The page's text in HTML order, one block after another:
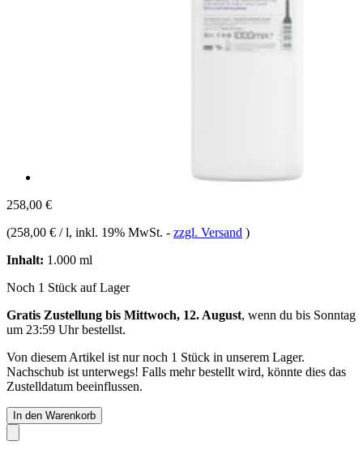
258,00 €
(258,00 € / l, inkl. 19% MwSt. - zzgl. Versand )
Inhalt: 1.000 ml
Noch 1 Stück auf Lager
Gratis Zustellung bis Mittwoch, 12. August, wenn du bis Sonntag
um 23:59 Uhrbestellst.
Von diesem Artikel ist nur noch 1 Stück in unserem Lager.
Nachschub ist unterwegs! Falls mehr bestellt wird, könnte dies das
Zustelldatum beeinflussen.
In den Warenkorb